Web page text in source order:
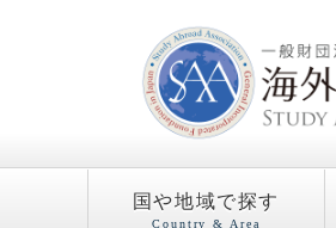
国や地域で探す
Country & Area